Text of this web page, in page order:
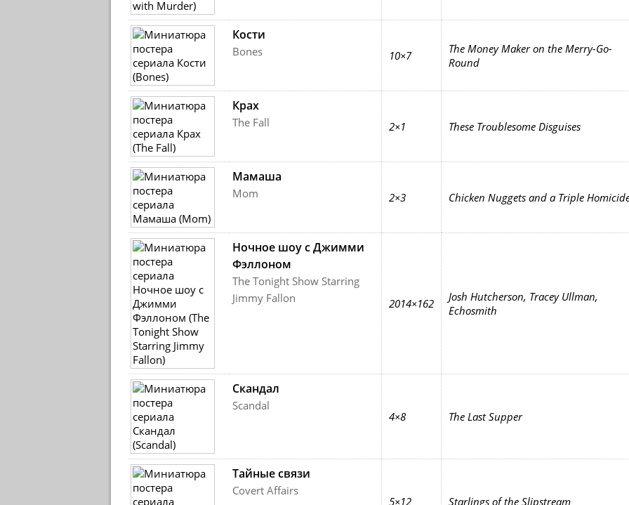
Кости
Bones 10×7
The Money Maker on the Merry-Go-
Round
Крах
The Fall 2×1 These Troublesome Disguises
Мамаша
Mom 2×3 Chicken Nuggets and a Triple
Ночное шоу с Джимми
Фэллоном
The Tonight Show Starring
Jimmy Fallon
2014×162
Josh Hutcherson, Tracey Ullman,
Echosmith
Скандал
Scandal
4×8
The Last Supper
Тайные связи
Covert Affairs
5×12
Starlings of the Slipstream